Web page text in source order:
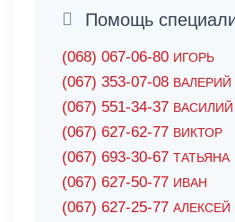
Помощь
(068) 067-06-80 ИГОРЬ
(067) 353-07-08 ВАЛЕРИЙ
(067) 551-34-37 ВАСИЛИЙ
(067) 627-62-77 ВИКТОР
(067) 693-30-67 ТАТЬЯНА
(067) 627-50-77 ИВАН
(067) 627-25-77 АЛЕКСЕЙ